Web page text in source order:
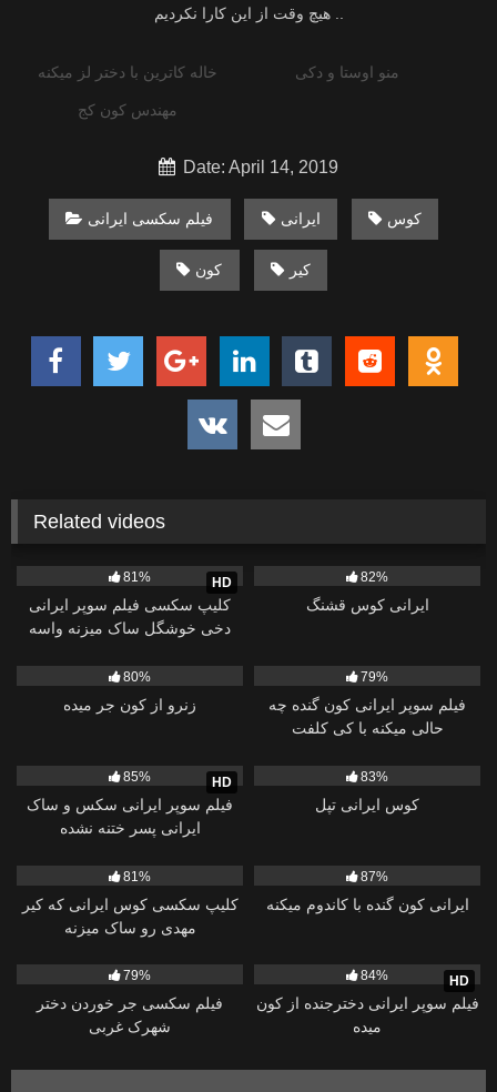
هیچ وقت از این کارا نکردیم ..
خاله کاترین با دختر لز میکنه منو اوستا و دکی
مهندس کون کج
Date: April 14, 2019
فیلم سکسی ایرانی ایرانی کوس
کون کیر
Related videos
HD
81%
کلیپ سکسی فیلم سوپر ایرانی
دخی خوشگل ساک میزنه واسه
82%
ایرانی کوس قشنگ
80%
زنرو از کون جر میده
79%
فیلم سوپر ایرانی کون گنده چه
حالی میکنه با کی کلفت
HD
85%
فیلم سوپر ایرانی سکس و ساک
ایرانی پسر ختنه نشده
83%
کوس ایرانی تپل
81%
کلیپ سکسی کوس ایرانی که کیر
مهدی رو ساک میزنه
87%
ایرانی کون گنده با کاندوم میکنه
79%
فیلم سکسی جر خوردن دختر
شهرک غربی
HD
84%
فیلم سوپر ایرانی دخترجنده از کون
میده